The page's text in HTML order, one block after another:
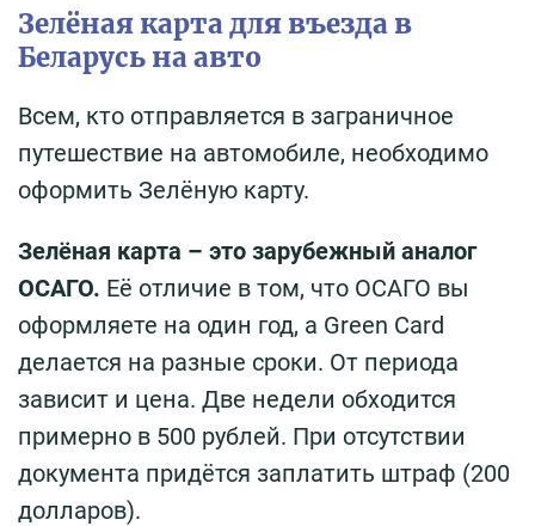
Зелёная карта для въезда в
Беларусь на авто
Всем, кто отправляется в заграничное
путешествие на автомобиле, необходимо
оформить Зелёную карту.
Зелёная карта – это зарубежный аналог
ОСАГО. Её отличие в том, что ОСАГО вы
оформляете на один год, а Green Card
делается на разные сроки. От периода
зависит и цена. Две недели обходится
примерно в 500 рублей. При отсутствии
документа придётся заплатить штраф (200
долларов).